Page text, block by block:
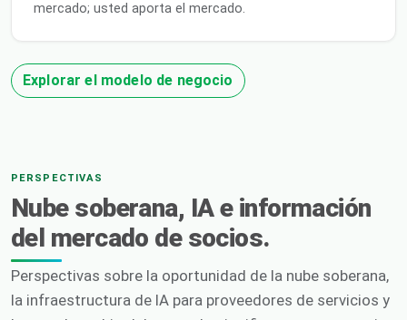
mercado; usted aporta el mercado.
Explorar el modelo de negocio
PERSPECTIVAS
Nube soberana, IA e información
del mercado de socios.
Perspectivas sobre la oportunidad de la nube soberana,
la infraestructura de IA para proveedores de servicios y